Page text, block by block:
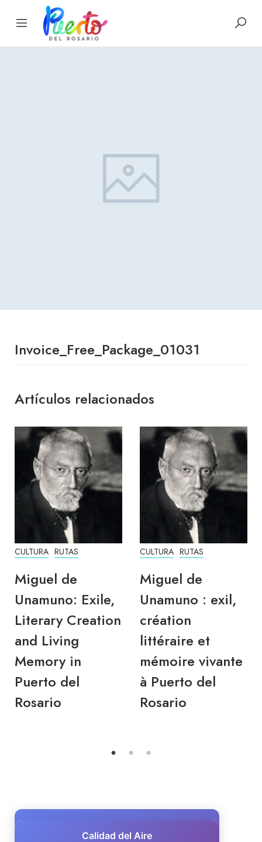
Invoice_Free_Package_01031
Artículos relacionados
CULTURA RUTAS
Miguel de
Unamuno: Exile,
Literary Creation
and Living
Memory in
Puerto del
Rosario
CULTURA RUTAS
Miguel de
Unamuno : exil,
création
littéraire et
mémoire vivante
à Puerto del
Rosario